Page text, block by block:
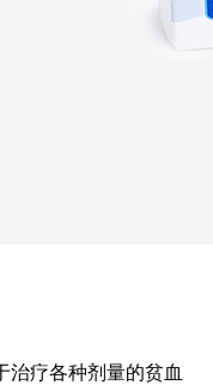
治疗各种剂量的贫血